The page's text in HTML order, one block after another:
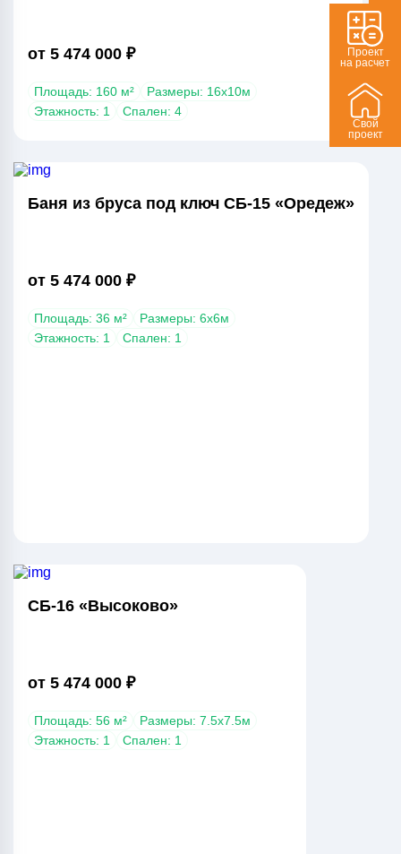
от 5 474 000 ₽
Площадь: 160 м²
Размеры: 16х10м
Этажность: 1
Спален: 4
Баня из бруса под ключ СБ-15 «Оредеж»
от 5 474 000 ₽
Площадь: 36 м²
Размеры: 6х6м
Этажность: 1
Спален: 1
СБ-16 «Высоково»
от 5 474 000 ₽
Площадь: 56 м²
Размеры: 7.5х7.5м
Этажность: 1
Спален: 1
Проект
на расчет
Свой
проект